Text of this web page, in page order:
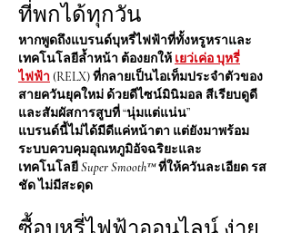
ที่พกได้ทุกวัน
หากพูดถึงแบรนด์บุหรี่ไฟฟ้าที่ทั้งหรูหราและ
เทคโนโลยีล้ำหน้า ต้องยกให้ เยว่เค่อ บุหรี่
ไฟฟ้า (RELX) ที่กลายเป็นไอเท็มประจำตัวของ
สายควันยุคใหม่ ด้วยดีไซน์มินิมอล สีเรียบดูดี
และสัมผัสการสูบที่ “นุ่มแต่แน่น”
แบรนด์นี้ไม่ได้มีดีแค่หน้าตา แต่ยังมาพร้อม
ระบบควบคุมอุณหภูมิอัจฉริยะและ
เทคโนโลยี Super Smooth™ ที่ให้ควันละเอียด รส
ชัด ไม่มีสะดุด